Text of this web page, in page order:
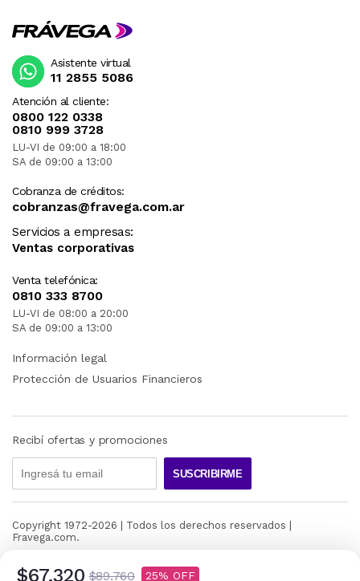
$67.320 $89.760 25
Atención al cliente:
0800 122 0338
0810 999 3728
LU-VI de 09:00 a 18:00
SA de 09:00 a 13:00
Cobranza de créditos:
cobranzas@fravega.com.ar
Servicios a empresas:
Ventas corporativas
Venta telefónica:
0810 333 8700
LU-VI de 08:00 a 20:00
SA de 09:00 a 13:00
Asistente virtual
11 2855 5086
Información legal
Protección de Usuarios Financieros
Recibí ofertas y promociones
SUSCRIBIRME
Copyright 1972-2026 | Todos los derechos reservados |
Fravega.com.